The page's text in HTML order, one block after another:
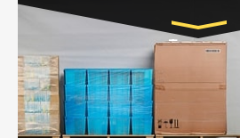
Транспорт:
Газель (1,5 и 3 тонны),
10 тонн
от 5000 руб.